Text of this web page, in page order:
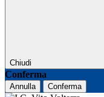
Chiudi
Conferma
Annulla Conferma